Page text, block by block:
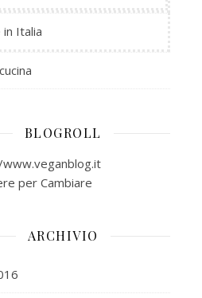
Italia
BLOGROLL
ARCHIVIO